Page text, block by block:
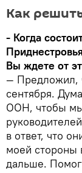
Как
- Когда
Вы ждете от
— Предложил,
сентября.
ООН, чтобы
в ответ, что
моей стороны
дальше.